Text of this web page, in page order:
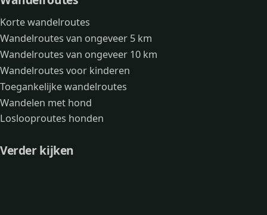
Korte wandelroutes
Wandelroutes van ongeveer 5 km
Wandelroutes van ongeveer 10 km
Wandelroutes voor kinderen
Toegankelijke wandelroutes
Wandelen met hond
Loslooproutes honden
Verder kijken